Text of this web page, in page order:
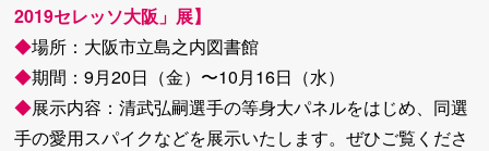
2019セレッソ大阪」展】
◆場所：大阪市立島之内図書館
◆期間：9月20日（金）〜10月16日（水）
◆展示内容：清武弘嗣選手の等身大パネルをはじめ、同選
手の愛用スパイクなどを展示いたします。ぜひご覧くださ